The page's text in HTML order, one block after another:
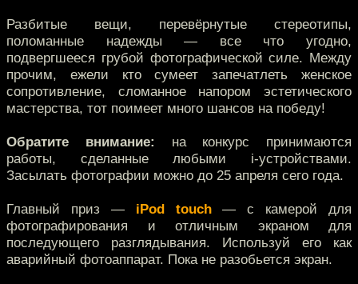
Разбитые вещи, перевёрнутые стереотипы,
поломанные надежды — все что угодно,
подвергшееся грубой фотографической силе. Между
прочим, ежели кто сумеет запечатлеть женское
сопротивление, сломанное напором эстетического
мастерства, тот поимеет много шансов на победу!
Обратите внимание: на конкурс принимаются
работы, сделанные любыми i-устройствами.
Засылать фотографии можно до 25 апреля сего года.
Главный приз — iPod touch— с камерой для
фотографирования и отличным экраном для
последующего разглядывания. Используй его как
аварийный фотоаппарат. Пока не разобьется экран.